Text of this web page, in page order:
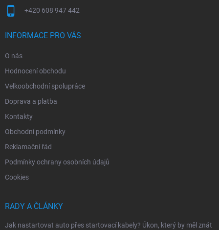
+420 608 947 442
INFORMACE PRO VÁS
O nás
Hodnocení obchodu
Velkoobchodní spolupráce
Doprava a platba
Kontakty
Obchodní podmínky
Reklamační řád
Podmínky ochrany osobních údajů
Cookies
RADY A ČLÁNKY
Jak nastartovat auto přes startovací kabely? Úkon, který by měl znát